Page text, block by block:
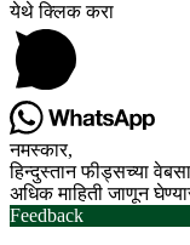
येथे क्लिक करा
नमस्कार,
हिन्दुस्तान फीड्सच्या
अधिक माहिती जाणून
Feedback